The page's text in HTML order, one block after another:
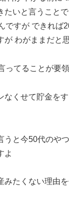
たいと言うこと
ですが できれば
が わがままだと
ってることが要
なくせて貯金を
うと今50代のや
よ
みたくない理由